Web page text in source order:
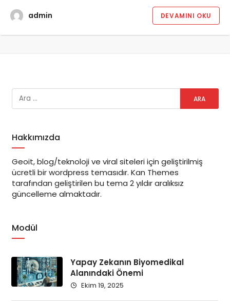
admin DEVAMINI OKU
Hakkımızda
Geoit, blog/teknoloji ve viral siteleri için geliştirilmiş
ücretli bir wordpress temasıdır. Kan Themes
tarafından geliştirilen bu tema 2 yıldır aralıksız
güncelleme almaktadır.
Modül
Yapay Zekanın Biyomedikal
Alanındaki Önemi
Ekim 19, 2025